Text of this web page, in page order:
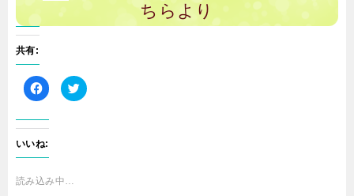
ちらより
共有:
F
a
b
o
o
k
で
有
す
ク
リ
いいね:
読み込み中…